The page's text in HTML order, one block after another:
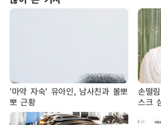
'마약 자숙' 유아인, 남사친과 볼뽀
뽀 근황
손떨
스크